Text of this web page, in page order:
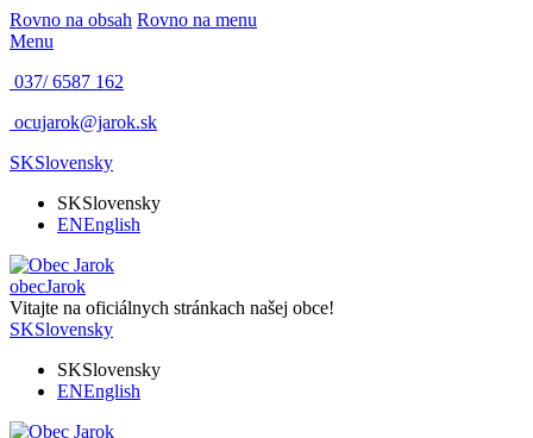
Rovno na obsah Rovno na menu
Menu
037/ 6587 162
ocujarok@jarok.sk
SKSlovensky
SKSlovensky
ENEnglish
obecJarok
Vitajte na oficiálnych stránkach našej obce!
SKSlovensky
SKSlovensky
ENEnglish